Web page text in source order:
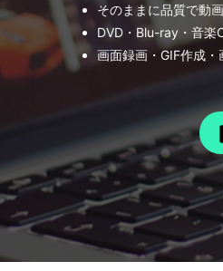
そのままに品質で動
DVD・Blu-ray・音楽
画面録画・GIF作成